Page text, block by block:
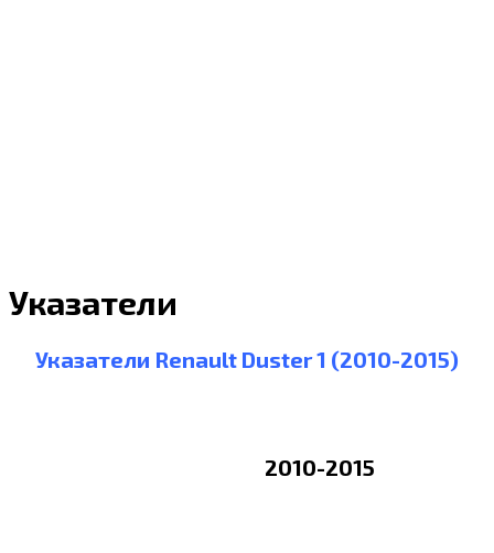
Указатели
Указатели Renault Duster 1 (2010-2015)
2010-2015